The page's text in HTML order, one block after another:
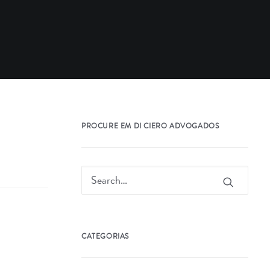
PROCURE EM DI CIERO ADVOGADOS
CATEGORIAS